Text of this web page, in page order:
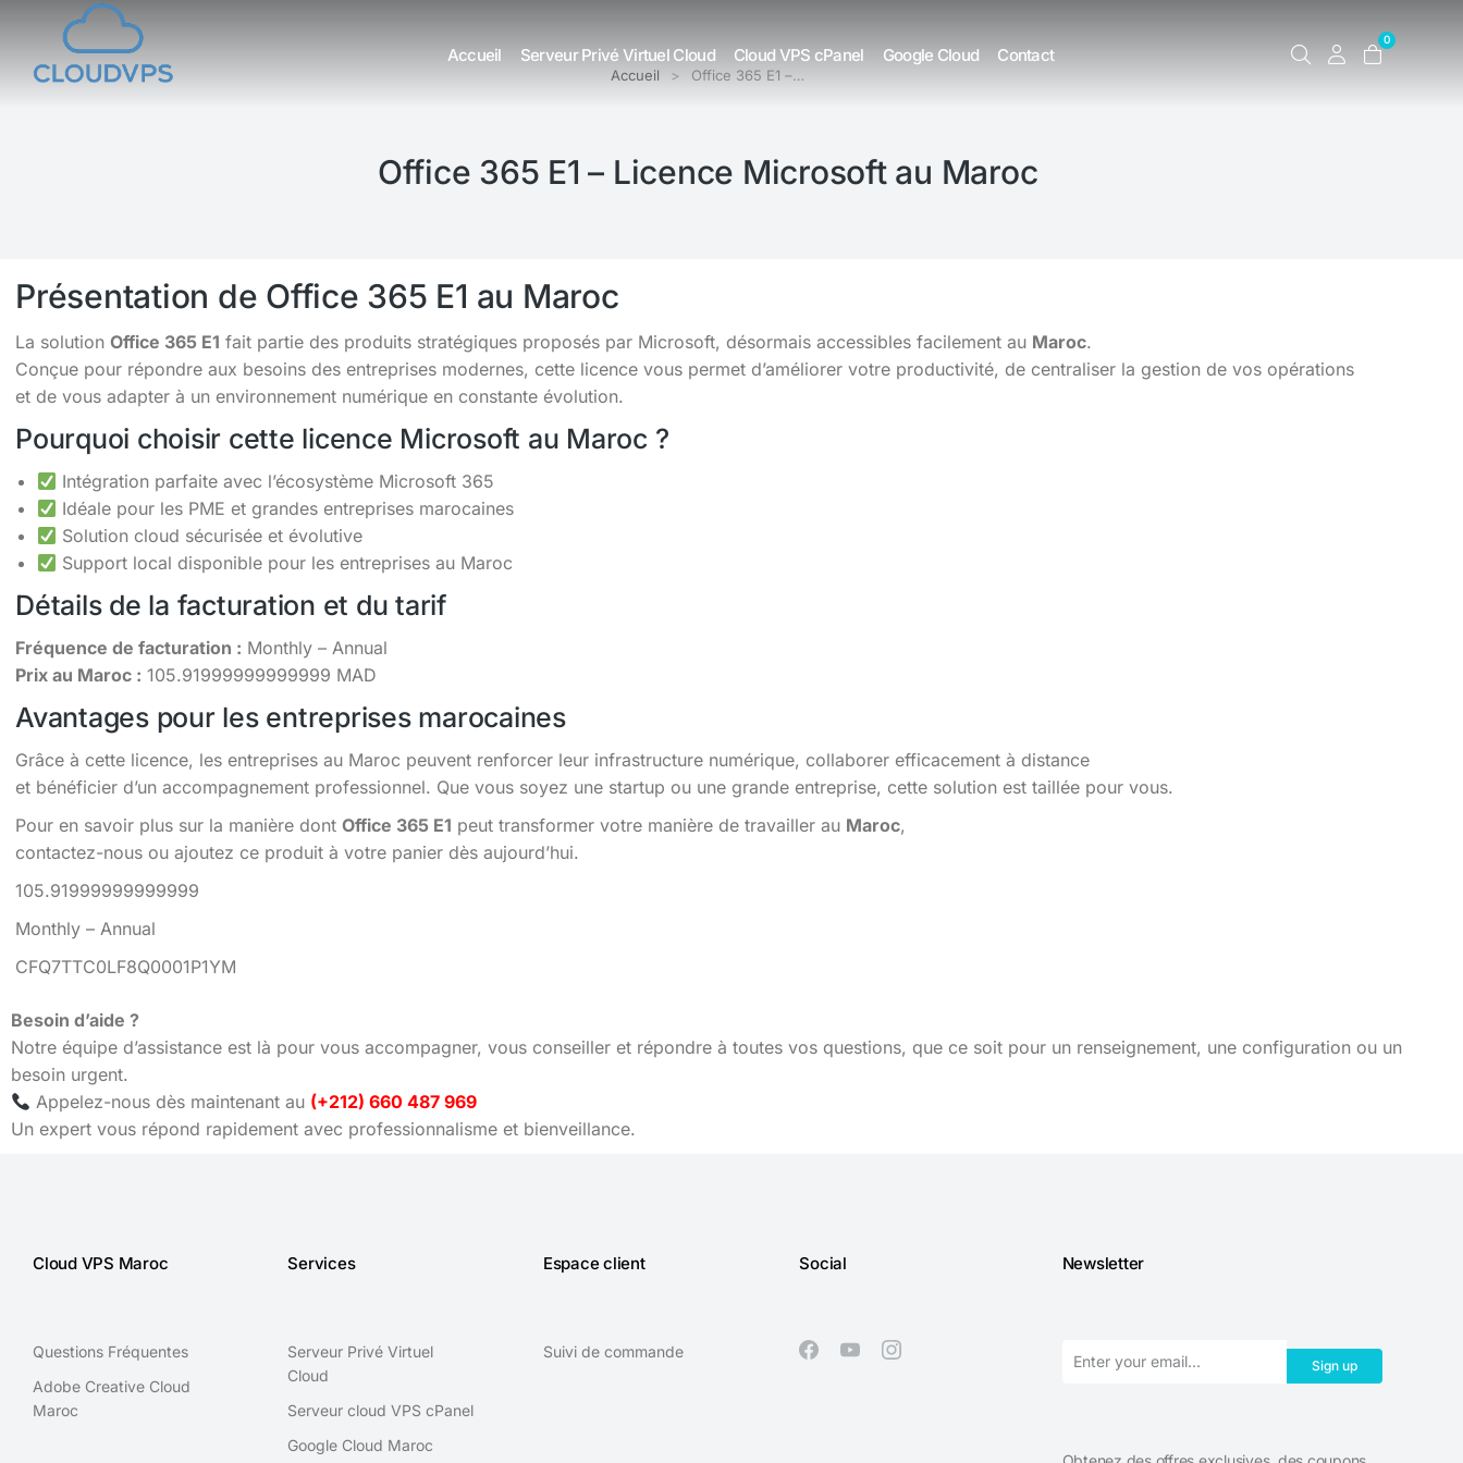
Accueil Serveur Privé Virtuel Cloud Cloud VPS cPanel Google Cloud Contact
0
Vous êtes ici : Accueil Office 365 E1 –…
Office 365 E1 – Licence Microsoft au Maroc
Présentation de Office 365 E1 au Maroc
La solution Office 365 E1 fait partie des produits stratégiques proposés par Microsoft, désormais accessibles facilement au Maroc.
Conçue pour répondre aux besoins des entreprises modernes, cette licence vous permet d’améliorer votre productivité, de centraliser la gestion de vos opérations
et de vous adapter à un environnement numérique en constante évolution.
Pourquoi choisir cette licence Microsoft au Maroc ?
Intégration parfaite avec l’écosystème Microsoft 365
Idéale pour les PME et grandes entreprises marocaines
Solution cloud sécurisée et évolutive
Support local disponible pour les entreprises au Maroc
Détails de la facturation et du tarif
Fréquence de facturation : Monthly – Annual
Prix au Maroc : 105.91999999999999 MAD
Avantages pour les entreprises marocaines
Grâce à cette licence, les entreprises au Maroc peuvent renforcer leur infrastructure numérique, collaborer efficacement à distance
et bénéficier d’un accompagnement professionnel. Que vous soyez une startup ou une grande entreprise, cette solution est taillée pour vous.
Pour en savoir plus sur la manière dont Office 365 E1 peut transformer votre manière de travailler au Maroc,
contactez-nous ou ajoutez ce produit à votre panier dès aujourd’hui.
105.91999999999999
Monthly – Annual
CFQ7TTC0LF8Q0001P1YM
Besoin d’aide ?
Notre équipe d’assistance est là pour vous accompagner, vous conseiller et répondre à toutes vos questions, que ce soit pour un renseignement, une configuration ou un
besoin urgent.
Appelez-nous dès maintenant au (+212) 660 487 969
Un expert vous répond rapidement avec professionnalisme et bienveillance.
Cloud VPS Maroc
Questions Fréquentes
Adobe Creative Cloud
Maroc
Services
Serveur Privé Virtuel
Cloud
Serveur cloud VPS cPanel
Google Cloud Maroc
Espace client
Suivi de commande
Social Newsletter
Sign up